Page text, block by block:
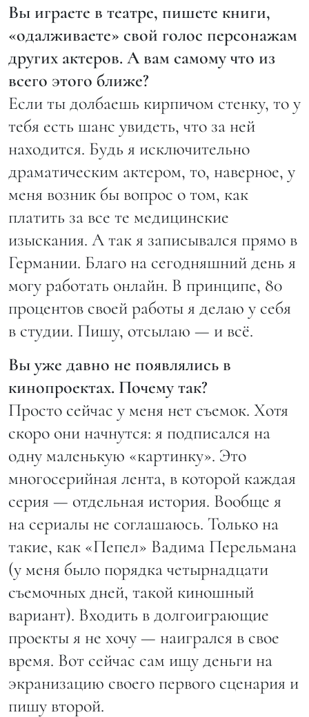
Вы играете в театре, пишете книги,
«одалживаете» свой голос персонажам
других актеров. А вам самому что из
всего этого ближе?
Если ты долбаешь кирпичом стенку, то у
тебя есть шанс увидеть, что за ней
находится. Будь я исключительно
драматическим актером, то, наверное, у
меня возник бы вопрос о том, как
платить за все те медицинские
изыскания. А так я записывался прямо в
Германии. Благо на сегодняшний день я
могу работать онлайн. В принципе, 80
процентов своей работы я делаю у себя
в студии. Пишу, отсылаю — и всё.
Вы уже давно не появлялись в
кинопроектах. Почему так?
Просто сейчас у меня нет съемок. Хотя
скоро они начнутся: я подписался на
одну маленькую «картинку». Это
многосерийная лента, в которой каждая
серия — отдельная история. Вообще я
на сериалы не соглашаюсь. Только на
такие, как «Пепел» Вадима Перельмана
(у меня было порядка четырнадцати
съемочных дней, такой киношный
вариант). Входить в долгоиграющие
проекты я не хочу — наигрался в свое
время. Вот сейчас сам ищу деньги на
экранизацию своего первого сценария и
пишу второй.